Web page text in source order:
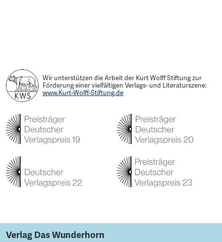
Wir unterstützen die Arbeit der Kurt Wolff Stiftung zur
Förderung einer vielfältigen Verlags- und Literaturszene:
www.Kurt-Wolff-Stiftung.de
Verlag Das Wunderhorn